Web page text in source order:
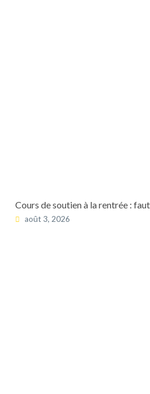
Cours de soutien à la rentrée :
août 3, 2026